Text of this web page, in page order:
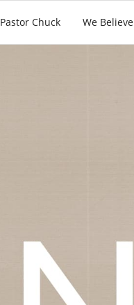
Pastor Chuck We Believe